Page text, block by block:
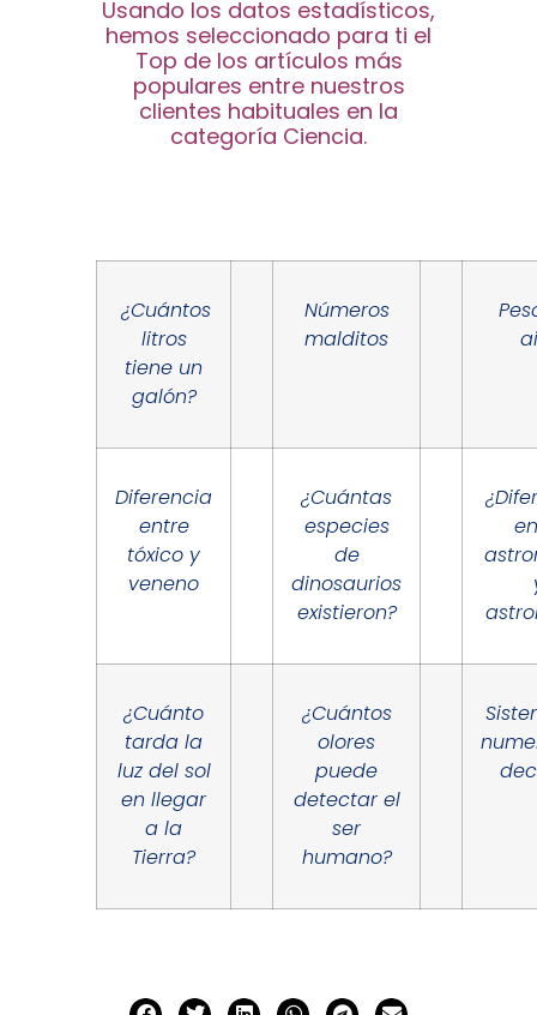
Usando los datos estadísticos,
hemos seleccionado para ti el
Top de los artículos más
populares entre nuestros
clientes habituales en la
categoría Ciencia.
¿Cuántos
litros
tiene un
galón?
Números
malditos
Diferencia
entre
tóxico y
veneno
¿Cuántas
especies
de
dinosaurios
existieron?
¿Cuánto
tarda la
luz del sol
en llegar
a la
Tierra?
¿Cuántos
olores
puede
detectar el
ser
humano?